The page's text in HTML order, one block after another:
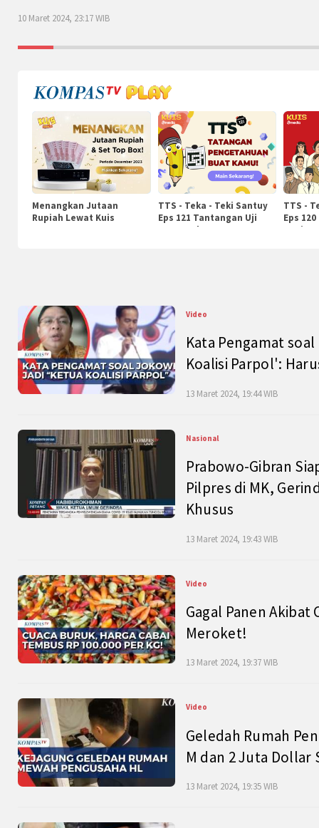
10 Maret 2024, 23:17 WIB
Menangkan Jutaan
Rupiah Lewat Kuis
TTS - Teka - Teki Santuy
Eps 121 Tantangan Uji
Pengetahuan
TTS -
Eps
Video
Kata Pengamat
Koalisi Parpol':
13 Maret 2024, 19:44 WIB
Nasional
Prabowo-Gibran
Pilpres di MK,
Khusus
13 Maret 2024, 19:43 WIB
Video
Gagal Panen Akibat
Meroket!
13 Maret 2024, 19:37 WIB
Video
Geledah Rumah
M dan 2 Juta Dollar
13 Maret 2024, 19:35 WIB